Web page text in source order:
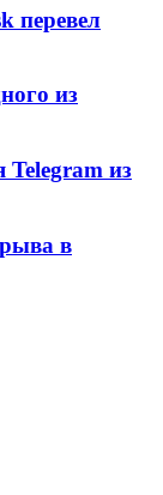
перевел
из
Telegram из
в